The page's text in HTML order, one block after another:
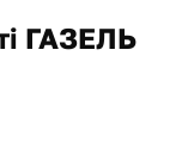
ГАЗЕЛЬ